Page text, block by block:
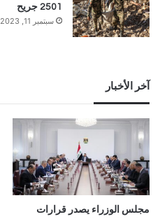
2501 جريح
سبتمبر 11, 2023
آخر الأخبار
مجلس الوزراء يصدر قرارات